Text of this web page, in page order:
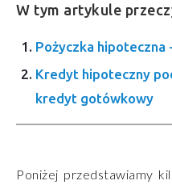
W tym artykule
Pożyczka hipoteczna
Kredyt hipoteczny
kredyt gotówkowy
Poniżej przedstawiamy